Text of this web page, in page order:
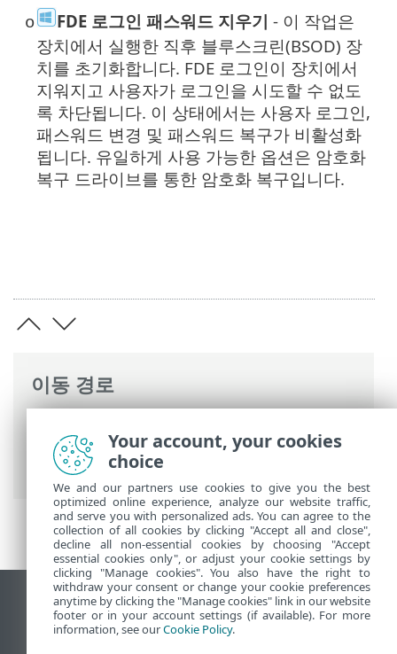
이동 경로
Encryption>ESET Full Disk Encryption 사
> 암호화 관리
o FDE 로그인 패스워드 지우기 - 이 작업은
장치에서 실행한 직후 블루스크린(BSOD) 장
치를 초기화합니다. FDE 로그인이 장치에서
지워지고 사용자가 로그인을 시도할 수 없도
록 차단됩니다. 이 상태에서는 사용자 로그인,
패스워드 변경 및 패스워드 복구가 비활성화
됩니다. 유일하게 사용 가능한 옵션은 암호화
복구 드라이브를 통한 암호화 복구입니다.
데스크톱 사이트 보기
End of Life
Your account, your cookies
choice
We and our partners use cookies to give you the best
optimized online experience, analyze our website traffic,
and serve you with personalized ads. You can agree to the
collection of all cookies by clicking "Accept all and close",
decline all non-essential cookies by choosing "Accept
essential cookies only", or adjust your cookie settings by
clicking "Manage cookies". You also have the right to
withdraw your consent or change your cookie preferences
anytime by clicking the "Manage cookies" link in our website
footer or in your account settings (if available). For more
information, see ourCookie Policy.